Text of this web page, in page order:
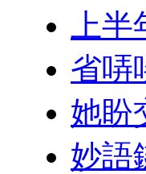
上
省哢
她盼
妙語